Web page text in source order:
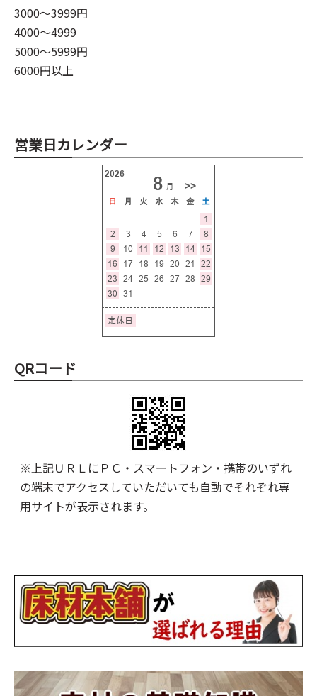
3000～3999円
4000～4999
5000～5999円
6000円以上
営業日カレンダー
QRコード
※上記ＵＲＬにＰＣ・スマートフォン・携帯のいずれ
の端末でアクセスしていただいても自動でそれぞれ専
用サイトが表示されます。